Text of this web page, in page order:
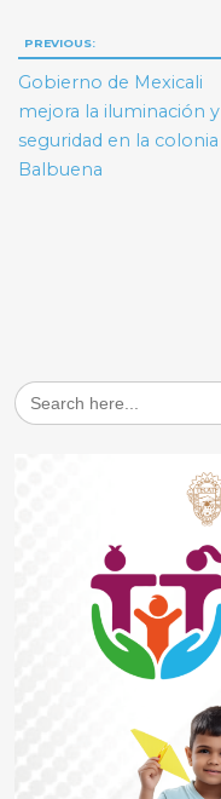
Navegación
de
entradas
PREVIOUS:
Gobierno de Mexicali
mejora la iluminación y
seguridad en la colonia
Balbuena
Search
for: